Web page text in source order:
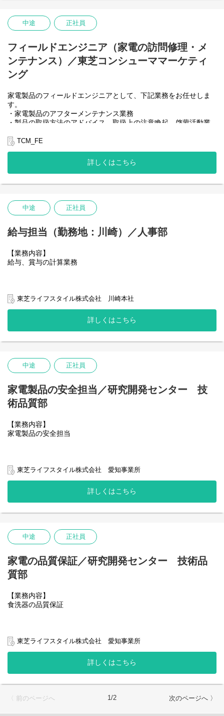
中途 正社員
フィールドエンジニア（家電の訪問修理・メ
ンテナンス）／東芝コンシューママーケティ
ング
家電製品のフィールドエンジニアとして、下記業務をお任せしま
す。
・家電製品のアフターメンテナンス業務
・製品の取扱方法のアドバイス、取扱上の注意喚起、啓蒙活動業
・市場品質情報の収集ならびに、レポート作成業務
・故障発生時におけるお客様対応
・日に、5～６件の訪問メンテナンスを行います（訪問先はご購入
故障を早く直すことがお客様の満足に直結、リピート購入につな
TCM_FE
詳しくはこちら
中途 正社員
給与担当（勤務地：川崎）／人事部
【業務内容】
給与、賞与の計算業務
・時間外手当の算出、手当支給の精査
・勤務管理
・生命保険や財形貯蓄等の福利厚生の業務
・従業員からの給与や勤務取扱い等の問合せ対応
東芝ライフスタイル株式会社 川崎本社
詳しくはこちら
中途 正社員
家電製品の安全担当／研究開発センター 技
術品質部
【業務内容】
家電製品の安全担当
東芝ライフスタイル株式会社 愛知事業所
詳しくはこちら
中途 正社員
家電の品質保証／研究開発センター 技術品
質部
【業務内容】
食洗器の品質保証
東芝ライフスタイル株式会社 愛知事業所
詳しくはこちら
〈 前のページへ 1/2 次のページへ 〉